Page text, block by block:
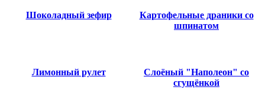
Шоколадный зефир
Картофельные драники со
шпинатом
Лимонный рулет
Слоёный "Наполеон" со
сгущёнкой